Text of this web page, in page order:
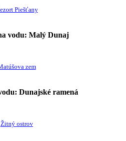
Piešťany
vodu: Malý Dunaj
zem
Dunajské ramená
Žitný ostrov